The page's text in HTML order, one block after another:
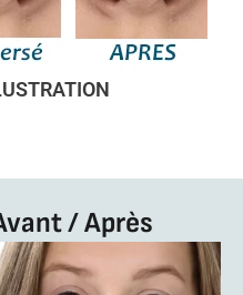
/ Après